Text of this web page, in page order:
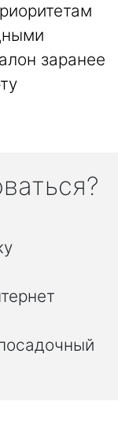
заранее